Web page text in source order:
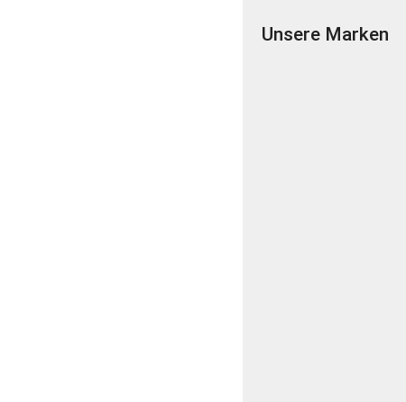
Unsere Marken